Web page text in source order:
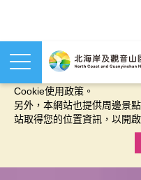
本網站使用cookies等相關技
Cookie使用政策。
另外，本網站也提供周邊景
站取得您的位置資訊，以開